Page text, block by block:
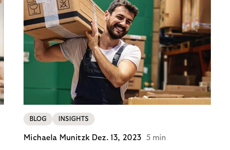
BLOG INSIGHTS
Michaela Munitzk Dez. 13, 2023 5 min